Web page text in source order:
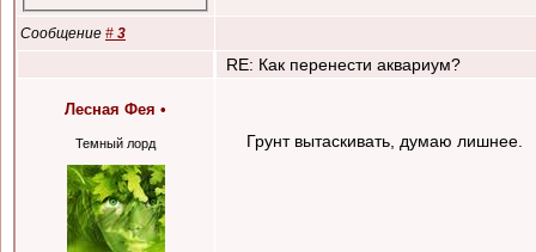
Сообщение # 3
RE: Как перенести аквариум?
Лесная Фея •
Темный лорд Грунт вытаскивать, думаю лишнее.